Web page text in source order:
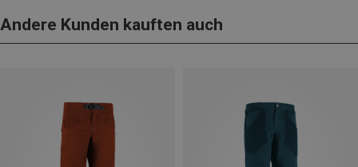
Andere Kunden kauften auch